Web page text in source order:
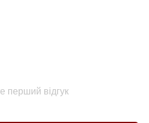
перший відгук